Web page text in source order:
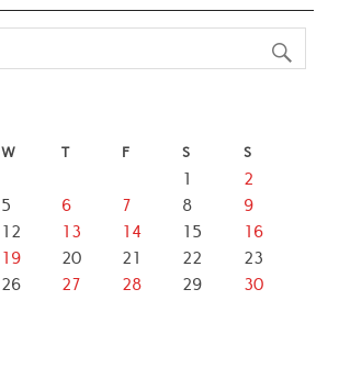
W T F S S
1
2
5 6 7 8
9
12 13 14 15
16
19 20 21 22
23
26 27 28 29
30